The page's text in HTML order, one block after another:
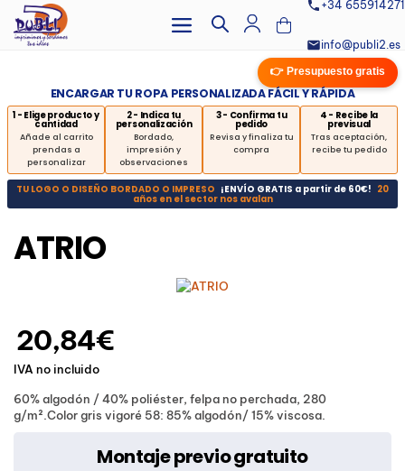
+34 655914271
info@publi2.es
👉 Presupuesto gratis
ENCARGAR TU ROPA PERSONALIZADA FÁCIL Y RÁPIDA
1 - Elige producto y
cantidad
Añade al carrito
prendas a
personalizar
2 - Indica tu
personalización
Bordado,
impresión y
observaciones
3 - Confirma tu
pedido
Revisa y finaliza tu
compra
4 - Recibe la
previsual
Tras aceptación,
recibe tu pedido
TU LOGO O DISEÑO BORDADO O IMPRESO ¡ENVÍO GRATIS a partir de 60€! 20
años en el sector nos avalan
ATRIO
60% algodón / 40% poliéster, felpa no perchada, 280
g/m².Color gris vigoré 58: 85% algodón/ 15% viscosa.
20,84€
IVA no incluido
Montaje previo gratuito